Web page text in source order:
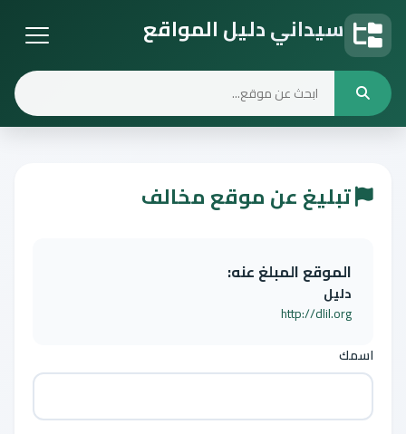
سيداني دليل المواقع
تبليغ عن موقع مخالف
الموقع المبلغ عنه:
دليل
http://dlil.org
اسمك